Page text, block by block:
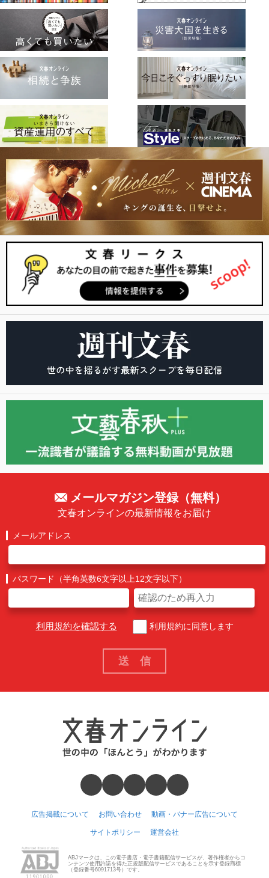
メールマガジン登録（無料）
文春オンラインの最新情報をお届け
メールアドレス
パスワード（半角英数6文字以上12文字以下）
利用規約を確認する 利用規約に同意します
広告掲載について お問い合わせ 動画・バナー広告について
サイトポリシー 運営会社
ABJマークは、この電子書店・電子書籍配信サービスが、著作権者からコ
ンテンツ使用許諾を得た正規版配信サービスであることを示す登録商標
（登録番号6091713号）です。